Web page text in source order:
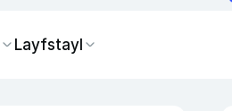
Layfstayl